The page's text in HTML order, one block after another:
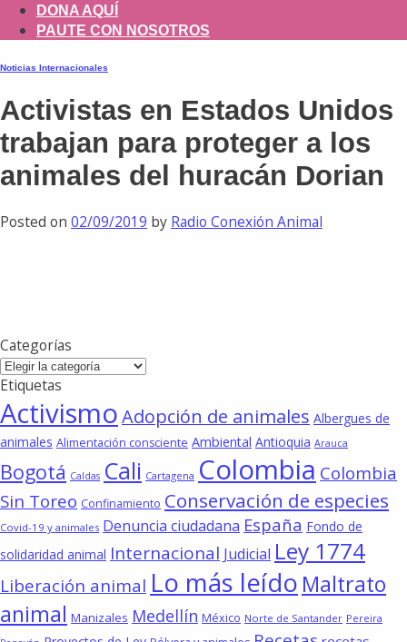
DONA AQUÍ
PAUTE CON NOSOTROS
Noticias Internacionales
Activistas en Estados Unidos
trabajan para proteger a los
animales del huracán Dorian
Posted on 02/09/2019 by Radio Conexión Animal
Categorías
Categorías
Etiquetas
ActivismoAdopción de animales Albergues de
animales Alimentación consciente Ambiental Antioquia Arauca
Bogotá Caldas Cali Cartagena Colombia Colombia
Sin Toreo Confinamiento Conservación de especies
Covid-19 y animales Denuncia ciudadana España Fondo de
solidaridad animal Internacional Judicial Ley 1774
Liberación animal Lo más leído Maltrato
animal Manizales Medellín México Norte de Santander Pereira